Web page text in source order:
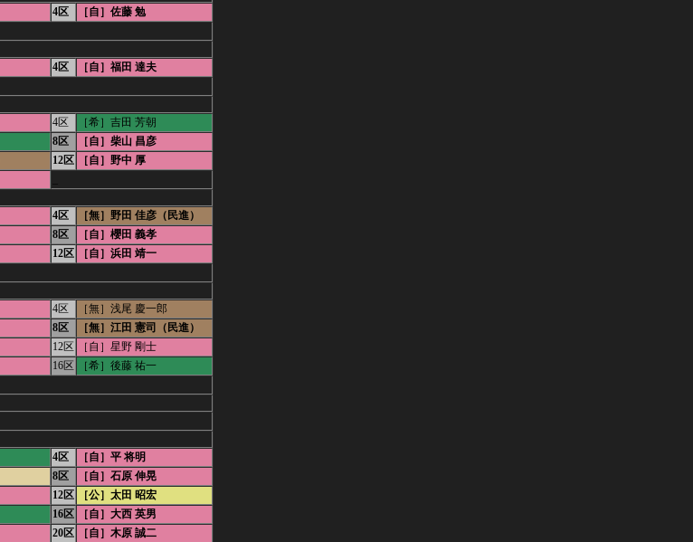
4区
［自］佐藤 勉
4区
［自］福田 達夫
4区
［希］吉田 芳朝
8区
［自］柴山 昌彦
12区
［自］野中 厚
4区
［無］野田 佳彦（民進）
8区
［自］櫻田 義孝
12区
［自］浜田 靖一
4区
［無］浅尾 慶一郎
8区
［無］江田 憲司（民進）
12区
［自］星野 剛士
16区
［希］後藤 祐一
4区
［自］平 将明
8区
［自］石原 伸晃
12区
［公］太田 昭宏
16区
［自］大西 英男
20区
［自］木原 誠二